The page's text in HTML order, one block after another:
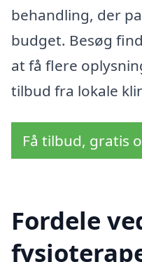
behandling, der
budget. Besøg
at få flere
tilbud fra lokale
Få tilbud, gratis
Fordele